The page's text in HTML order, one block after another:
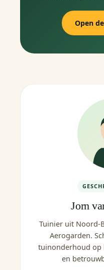
Open
Jorn
Tuinier uit Noord-
Aerogarden.
tuinonderhoud op
en